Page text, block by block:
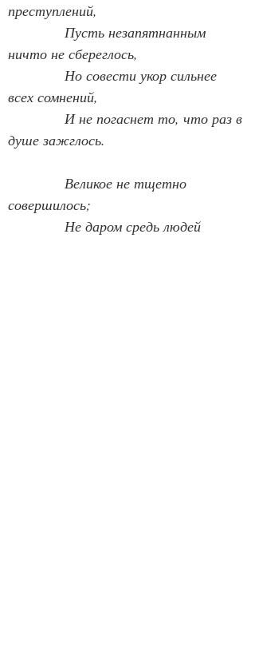
преступлений,
Пусть незапятнанным
ничто не сбереглось,
Но совести укор сильнее
всех сомнений,
И не погаснет то, что раз в
душе зажглось.
Великое не тщетно
совершилось;
Не даром средь людей